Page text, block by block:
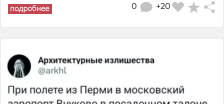
+20
0